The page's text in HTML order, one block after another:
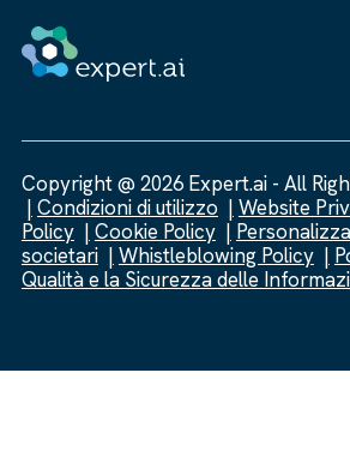
Copyright @ 2026 Expert.ai - All
Condizioni di utilizzo
Website
Policy
Cookie Policy
societari
Whistleblowing Policy
Qualità e la Sicurezza delle